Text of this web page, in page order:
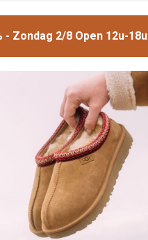
Zondag 2/8 Open 12u-18u